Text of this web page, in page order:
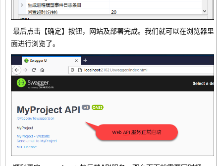
最后点击【确定】按钮，网站及部署完成。我们就可以在浏览器里
面进行浏览了。